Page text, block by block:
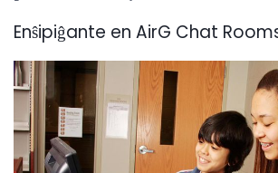
Enŝipiĝante en AirG Chat